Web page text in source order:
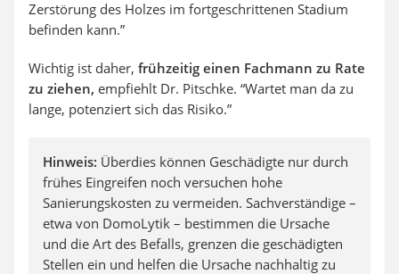
Zerstörung des Holzes im fortgeschrittenen Stadium
befinden kann.”
Wichtig ist daher, frühzeitig einen Fachmann zu Rate
zu ziehen, empfiehlt Dr. Pitschke. “Wartet man da zu
lange, potenziert sich das Risiko.”
Hinweis: Überdies können Geschädigte nur durch
frühes Eingreifen noch versuchen hohe
Sanierungskosten zu vermeiden. Sachverständige –
etwa von DomoLytik – bestimmen die Ursache
und die Art des Befalls, grenzen die geschädigten
Stellen ein und helfen die Ursache nachhaltig zu